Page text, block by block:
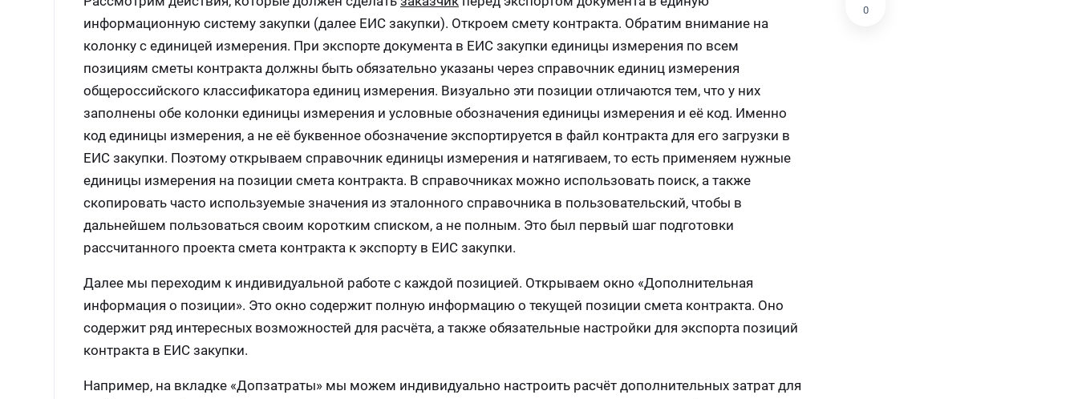
информационную систему закупки (далее ЕИС закупки). Откроем смету контракта. Обратим внимание на
колонку с единицей измерения. При экспорте документа в ЕИС закупки единицы измерения по всем
позициям сметы контракта должны быть обязательно указаны через справочник единиц измерения
общероссийского классификатора единиц измерения. Визуально эти позиции отличаются тем, что у них
заполнены обе колонки единицы измерения и условные обозначения единицы измерения и её код. Именно
код единицы измерения, а не её буквенное обозначение экспортируется в файл контракта для его загрузки в
ЕИС закупки. Поэтому открываем справочник единицы измерения и натягиваем, то есть применяем нужные
единицы измерения на позиции смета контракта. В справочниках можно использовать поиск, а также
скопировать часто используемые значения из эталонного справочника в пользовательский, чтобы в
дальнейшем пользоваться своим коротким списком, а не полным. Это был первый шаг подготовки
рассчитанного проекта смета контракта к экспорту в ЕИС закупки.
Далее мы переходим к индивидуальной работе с каждой позицией. Открываем окно «Дополнительная
информация о позиции». Это окно содержит полную информацию о текущей позиции смета контракта. Оно
содержит ряд интересных возможностей для расчёта, а также обязательные настройки для экспорта позиций
контракта в ЕИС закупки.
Например, на вкладке «Допзатраты» мы можем индивидуально настроить расчёт дополнительных затрат для
0